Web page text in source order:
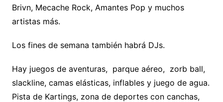
Brivn, Mecache Rock, Amantes Pop y muchos
artistas más.
Los fines de semana también habrá DJs.
Hay juegos de aventuras, parque aéreo, zorb ball,
slackline, camas elásticas, inflables y juego de agua.
Pista de Kartings, zona de deportes con canchas,